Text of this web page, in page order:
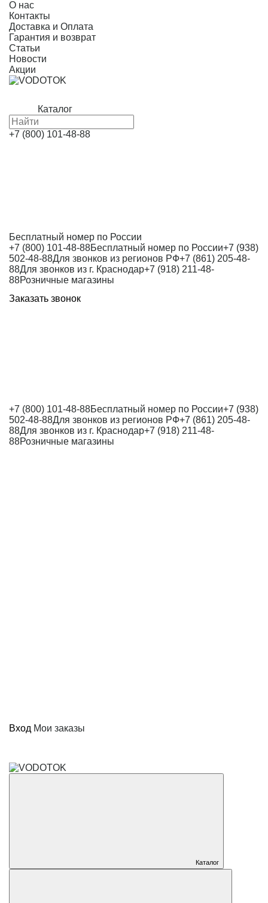
О нас
Контакты
Доставка и Оплата
Гарантия и возврат
Статьи
Новости
Акции
Каталог
+7 (800) 101-48-88
Бесплатный номер по России
+7 (800) 101-48-88Бесплатный номер по России+7 (938)
502-48-88Для звонков из регионов РФ+7 (861) 205-48-
88Для звонков из г. Краснодар+7 (918) 211-48-
88Розничные магазины
Заказать звонок
+7 (800) 101-48-88Бесплатный номер по России+7 (938)
502-48-88Для звонков из регионов РФ+7 (861) 205-48-
88Для звонков из г. Краснодар+7 (918) 211-48-
88Розничные магазины
Вход Мои заказы
Каталог